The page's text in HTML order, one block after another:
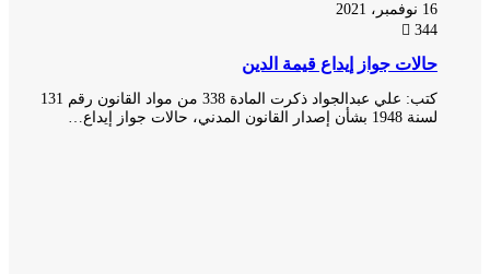
حالات جواز إيداع قيمة الدين
كتب: علي عبدالجواد ذكرت المادة 338 من مواد القانون رقم 131